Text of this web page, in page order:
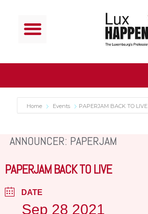
Home Events PAPERJAM BACK TO LIVE
ANNOUNCER: PAPERJAM
PAPERJAM BACK TO LIVE
DATE
Sep 28 2021